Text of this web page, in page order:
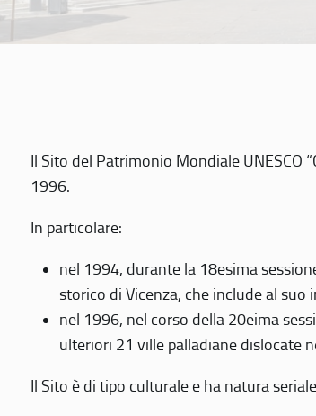
Il Sito del Patrimonio Mondiale UNESCO
1996.
In particolare:
nel 1994, durante la 18esima
storico di Vicenza, che include al suo
nel 1996, nel corso della 20eima
ulteriori 21 ville palladiane dislocate
Il Sito è di tipo culturale e ha natura